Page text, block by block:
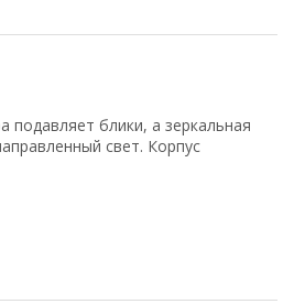
подавляет блики, а зеркальная
свет. Корпус